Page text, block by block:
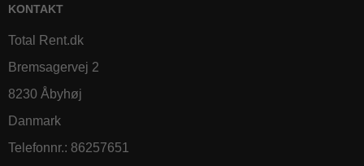
KONTAKT
Total Rent.dk
Bremsagervej 2
8230 Åbyhøj
Danmark
Telefonnr.: 86257651